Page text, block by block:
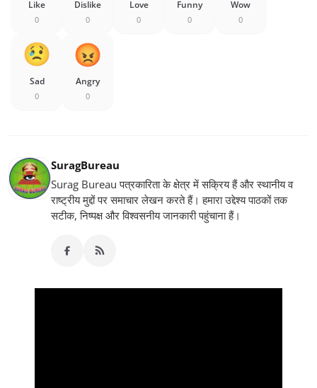
Like
0
Dislike
0
Love
0
Funny
0
Wow
0
Sad
0
Angry
0
SuragBureau
Surag Bureau पत्रकारिता के क्षेत्र में सक्रिय हैं और स्थानीय व
राष्ट्रीय मुद्दों पर समाचार लेखन करते हैं। हमारा उद्देश्य पाठकों तक
सटीक, निष्पक्ष और विश्वसनीय जानकारी पहुंचाना हैं।